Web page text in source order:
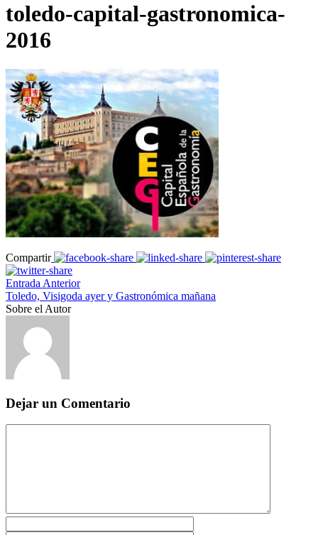
toledo-capital-gastronomica-
2016
Compartir
Entrada Anterior
Toledo, Visigoda ayer y Gastronómica mañana
Sobre el Autor
Dejar un Comentario